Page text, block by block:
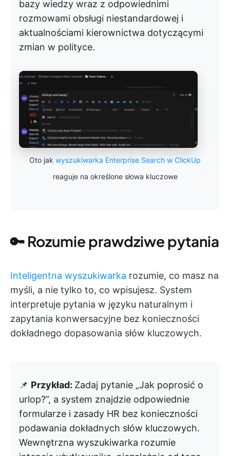
bazy wiedzy wraz z odpowiednimi
rozmowami obsługi niestandardowej i
aktualnościami kierownictwa dotyczącymi
zmian w polityce.
Oto jak wyszukiwarka Enterprise Search w ClickUp
reaguje na określone słowa kluczowe
🔑 Rozumie prawdziwe pytania
Inteligentna wyszukiwarka rozumie, co masz na
myśli, a nie tylko to, co wpisujesz. System
interpretuje pytania w języku naturalnym i
zapytania konwersacyjne bez konieczności
dokładnego dopasowania słów kluczowych.
📌 Przykład: Zadaj pytanie „Jak poprosić o
urlop?”, a system znajdzie odpowiednie
formularze i zasady HR bez konieczności
podawania dokładnych słów kluczowych.
Wewnętrzna wyszukiwarka rozumie